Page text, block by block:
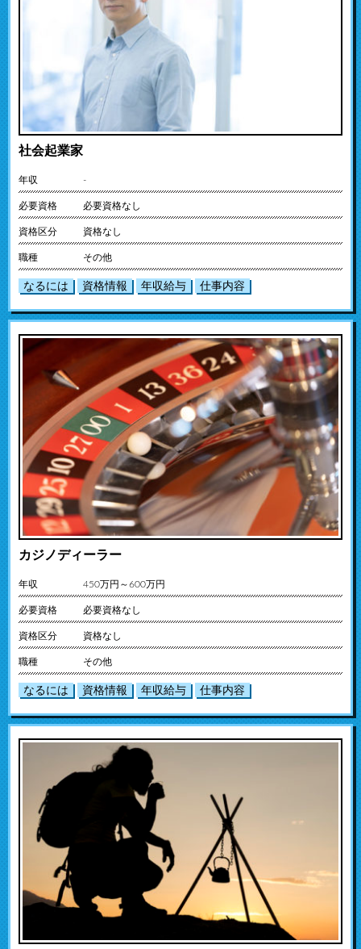
社会起業家
年収 -
必要資格 必要資格なし
資格区分 資格なし
職種 その他
なるには 資格情報 年収給与 仕事内容
カジノディーラー
年収 450万円～600万円
必要資格 必要資格なし
資格区分 資格なし
職種 その他
なるには 資格情報 年収給与 仕事内容